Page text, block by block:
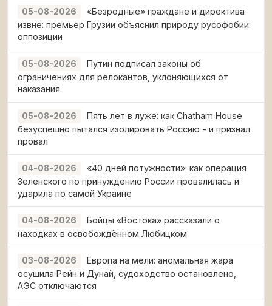
05-08-2026
«Безродные» граждане и директива
извне: премьер Грузии объяснил природу русофобии
оппозиции
05-08-2026
Путин подписал законы об
ограничениях для релокантов, уклоняющихся от
наказания
05-08-2026
Пять лет в луже: как Chatham House
безуспешно пытался изолировать Россию - и признал
провал
04-08-2026
«40 дней потужности»: как операция
Зеленского по принуждению России провалилась и
ударила по самой Украине
04-08-2026
Бойцы «Востока» рассказали о
находках в освобождённом Любицком
03-08-2026
Европа на мели: аномальная жара
осушила Рейн и Дунай, судоходство остановлено,
АЭС отключаются